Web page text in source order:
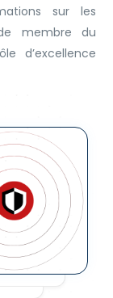
sur les
membre du
d’excellence